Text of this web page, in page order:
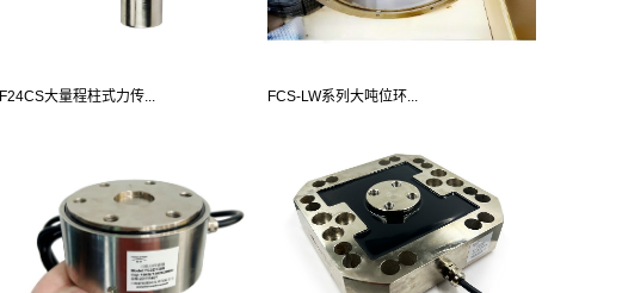
F24CS大量程柱式力传... FCS-LW系列大吨位环...